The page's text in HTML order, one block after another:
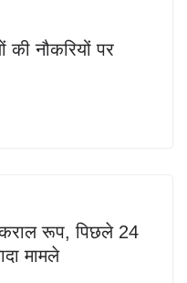
की नौकरियों पर
रूप, पिछले 24
मामले